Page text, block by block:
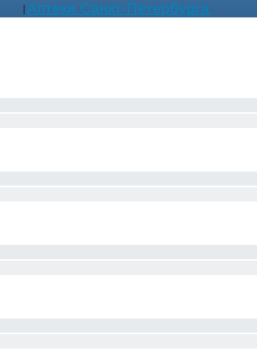
| Аптеки Санкт-Петербурга